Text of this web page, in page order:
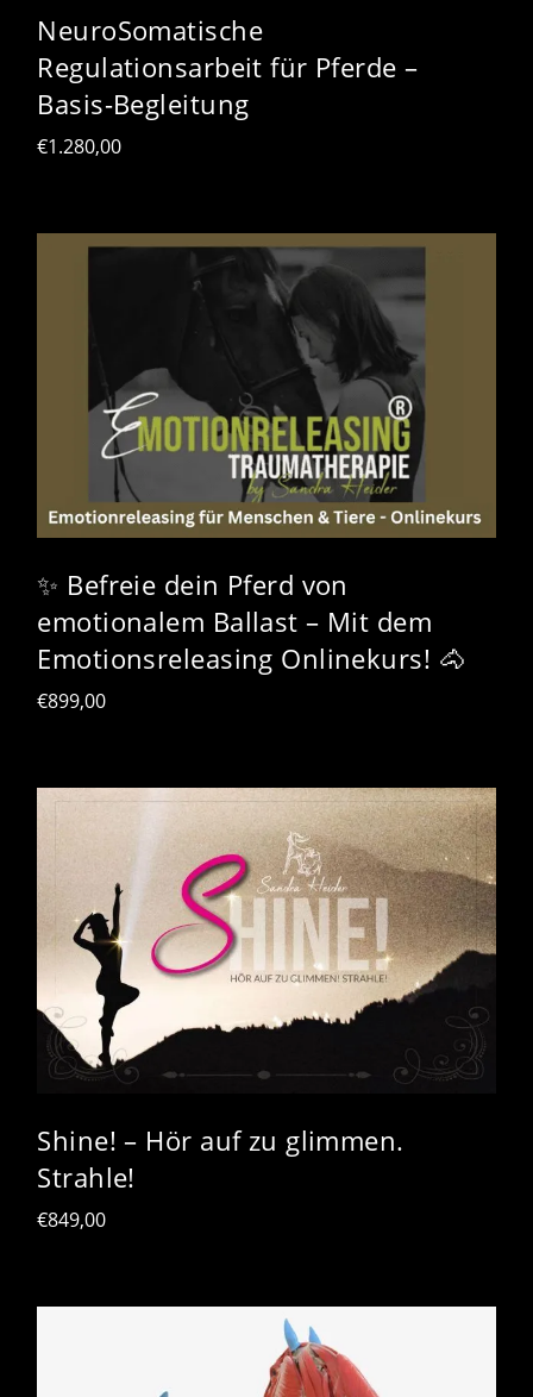
NeuroSomatische
Regulationsarbeit für Pferde –
Basis-Begleitung
€1.280,00
✨ Befreie dein Pferd von
emotionalem Ballast – Mit dem
Emotionsreleasing Onlinekurs! 🐴
€899,00
Shine! – Hör auf zu glimmen.
Strahle!
€849,00